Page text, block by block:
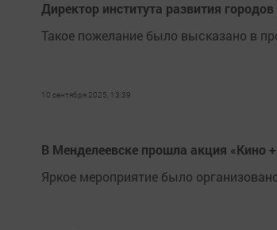
Директор института развития
Такое пожелание было высказано в
10 сентября 2025, 13:39
В Менделеевске прошла акция «Кино
Яркое мероприятие было